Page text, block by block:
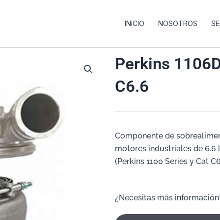
INICIO NOSOTROS
Perkins
C6.6
Componente de
motores industriales de
(Perkins 1100 Series y Cat
¿Necesitas más